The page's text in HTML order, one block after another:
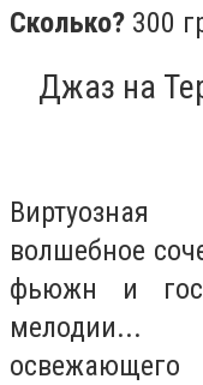
Сколько? 300
Джаз на
волшебное
фьюжн и
мелодии...
освежающего